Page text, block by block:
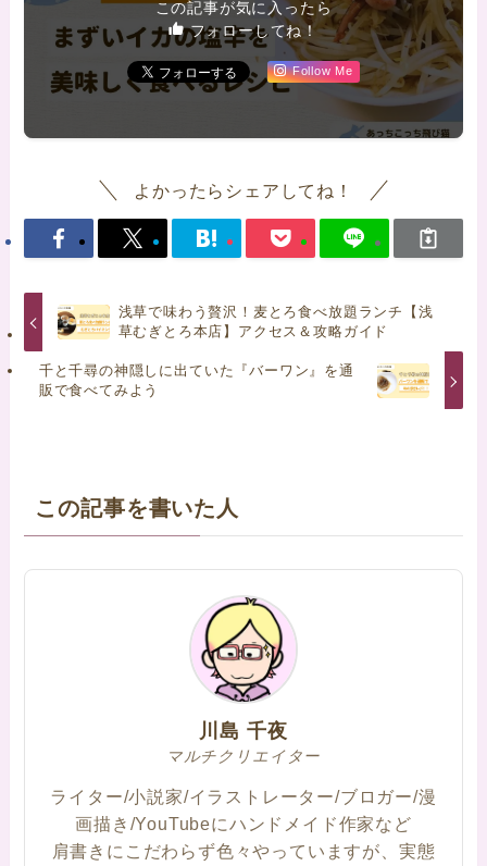
この記事が気に入ったら
フォローしてね！
Follow Me
よかったらシェアしてね！
浅草で味わう贅沢！麦とろ食べ放題ランチ【浅
草むぎとろ本店】アクセス＆攻略ガイド
千と千尋の神隠しに出ていた『バーワン』を通
販で食べてみよう
この記事を書いた人
川島 千夜
マルチクリエイター
ライター/小説家/イラストレーター/ブロガー/漫
画描き/YouTubeにハンドメイド作家など
肩書きにこだわらず色々やっていますが、実態